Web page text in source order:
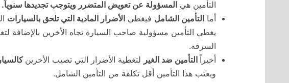
التأمين هي المسؤولة عن تعويض المتضرر ويتوجب تجديدها سنوياً.
أما التأمين الشامل فيغطي الأضرار المادية التي تلحق بالسيارات
يغطي التأمين مسؤولية صاحب السيارة تجاه الأخرين بالإضافة
السرقة.
أخيراًالتأمين ضد الغير لتغطية الأضرار التي تصيب الأخرين
ويعتب هذا التأمين أقل تكلفة من التأمين الشامل.